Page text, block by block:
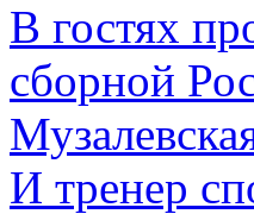
В гостях
сборной
И тренер